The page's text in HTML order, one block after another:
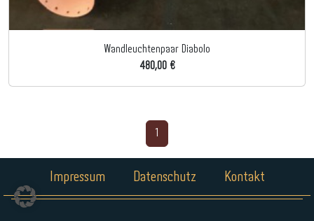
Wandleuchtenpaar Diabolo
480,00 €
Impressum Datenschutz Kontakt